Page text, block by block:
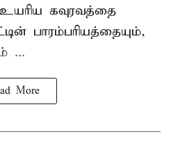
கவுரவத்தை
பாரம்பரியத்தையும்,
...
More